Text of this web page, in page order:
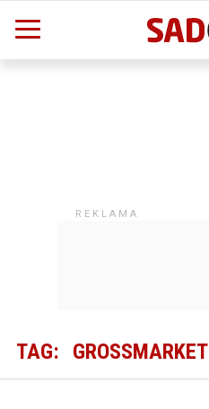
TAG: GROSSMARKET